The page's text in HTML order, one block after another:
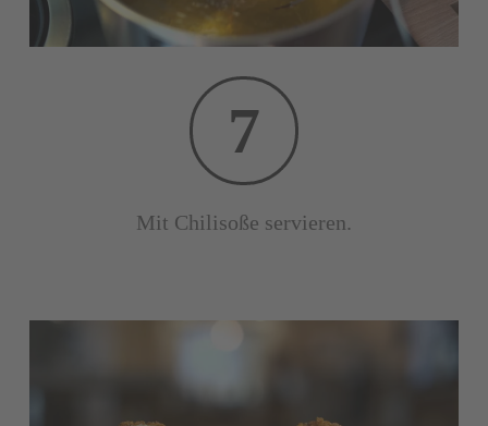
7
Mit Chilisoße servieren.